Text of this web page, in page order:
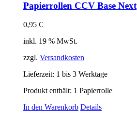
Papierrollen CCV Base Next
0,95 €
inkl. 19 % MwSt.
zzgl. Versandkosten
Lieferzeit: 1 bis 3 Werktage
Produkt enthält: 1 Papierrolle
In den Warenkorb Details